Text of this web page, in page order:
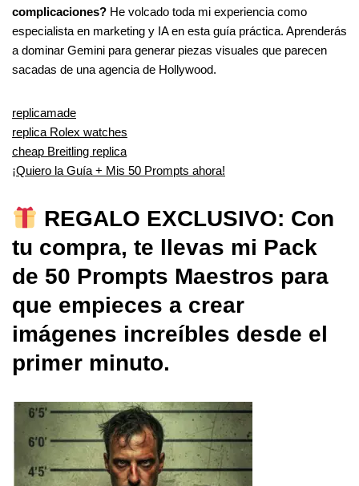
complicaciones? He volcado toda mi experiencia como
especialista en marketing y IA en esta guía práctica. Aprenderás
a dominar Gemini para generar piezas visuales que parecen
sacadas de una agencia de Hollywood.
replicamade
replica Rolex watches
cheap Breitling replica
¡Quiero la Guía + Mis 50 Prompts ahora!
REGALO EXCLUSIVO: Con
tu compra, te llevas mi Pack
de 50 Prompts Maestros para
que empieces a crear
imágenes increíbles desde el
primer minuto.